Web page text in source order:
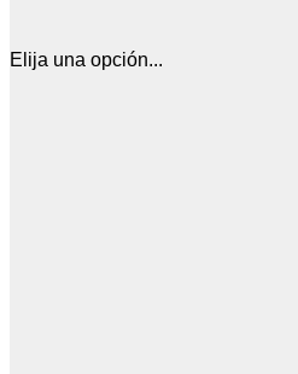
Elija una opción...